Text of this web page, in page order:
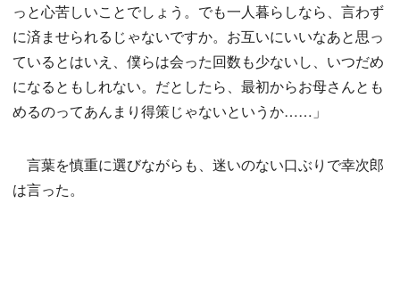
っと心苦しいことでしょう。でも一人暮らしなら、言わず
に済ませられるじゃないですか。お互いにいいなあと思っ
ているとはいえ、僕らは会った回数も少ないし、いつだめ
になるともしれない。だとしたら、最初からお母さんとも
めるのってあんまり得策じゃないというか……」
言葉を慎重に選びながらも、迷いのない口ぶりで幸次郎
は言った。